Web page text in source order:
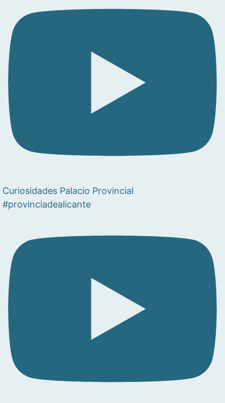
Curiosidades Palacio Provincial
#provinciadealicante